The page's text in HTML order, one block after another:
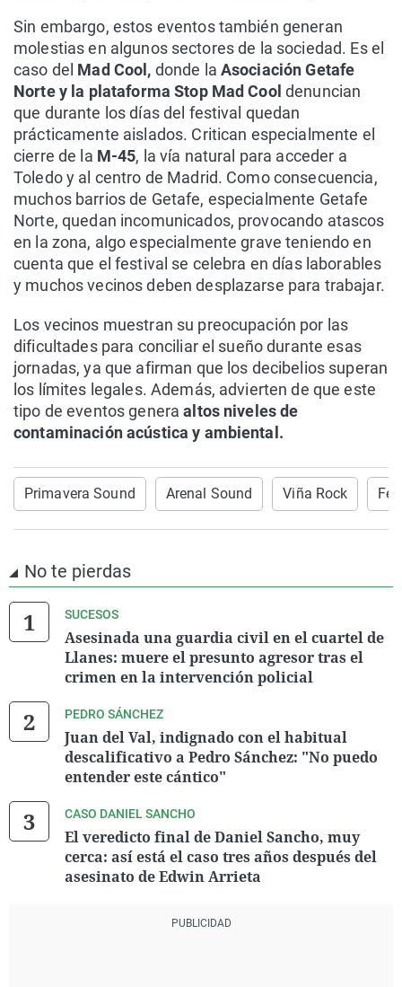
Sin embargo, estos eventos también generan
molestias en algunos sectores de la sociedad. Es el
caso del Mad Cool, donde la Asociación Getafe
Norte y la plataforma Stop Mad Cool denuncian
que durante los días del festival quedan
prácticamente aislados. Critican especialmente el
cierre de la M-45, la vía natural para acceder a
Toledo y al centro de Madrid. Como consecuencia,
muchos barrios de Getafe, especialmente Getafe
Norte, quedan incomunicados, provocando atascos
en la zona, algo especialmente grave teniendo en
cuenta que el festival se celebra en días laborables
y muchos vecinos deben desplazarse para trabajar.
Los vecinos muestran su preocupación por las
dificultades para conciliar el sueño durante esas
jornadas, ya que afirman que los decibelios superan
los límites legales. Además, advierten de que este
tipo de eventos generaaltos niveles de
contaminación acústica y ambiental.
Primavera Sound Arenal Sound Viña Rock
No te pierdas
SUCESOS
Asesinada una guardia civil en el cuartel de
Llanes: muere el presunto agresor tras el
crimen en la intervención policial
PEDRO SÁNCHEZ
Juan del Val, indignado con el habitual
descalificativo a Pedro Sánchez: "No puedo
entender este cántico"
CASO DANIEL SANCHO
El veredicto final de Daniel Sancho, muy
cerca: así está el caso tres años después del
asesinato de Edwin Arrieta